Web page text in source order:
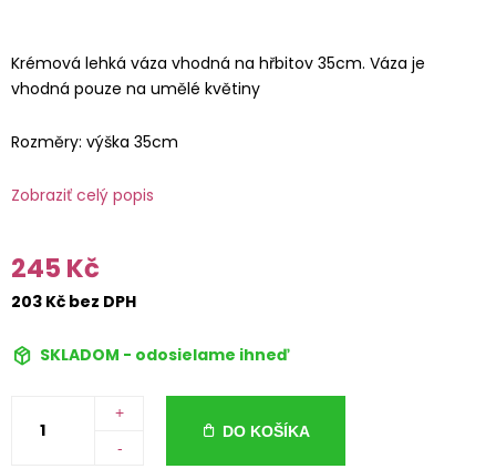
Krémová lehká váza vhodná na hřbitov 35cm. Váza je
vhodná pouze na umělé květiny
Rozměry: výška 35cm
Zobraziť celý popis
245 Kč
203 Kč bez DPH
SKLADOM - odosielame ihneď
+
-
DO KOŠÍKA